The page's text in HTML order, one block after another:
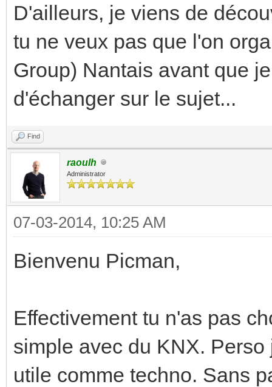
D'ailleurs, je viens de
tu ne veux pas que l'on
Group) Nantais avant que
d'échanger sur le sujet...
Find
raoulh
Administrator
07-03-2014, 10:25 AM
Bienvenu Picman,
Effectivement tu n'as pas
simple avec du KNX.
utile comme techno. Sans